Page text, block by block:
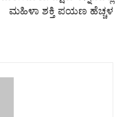
ಮಹಿಳಾ ಶಕ್ತಿ ಪಯಣ ಹೆಚ್ಚಳ